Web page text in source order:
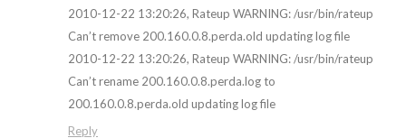
2010-12-22 13:20:26, Rateup WARNING: /usr/bin/rateup
Can’t remove 200.160.0.8.perda.old updating log file
2010-12-22 13:20:26, Rateup WARNING: /usr/bin/rateup
Can’t rename 200.160.0.8.perda.log to
200.160.0.8.perda.old updating log file
Reply